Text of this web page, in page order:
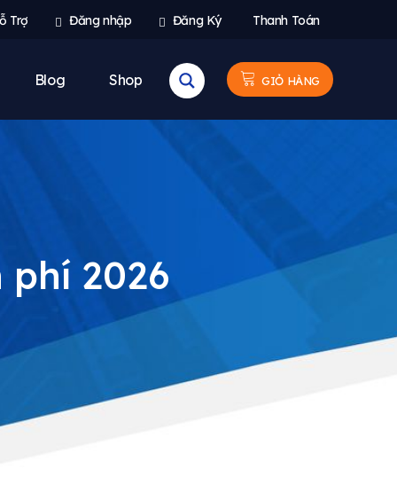
Trợ Đăng nhập Đăng Ký Thanh Toán
Blog Shop GIỎ HÀNG
2026